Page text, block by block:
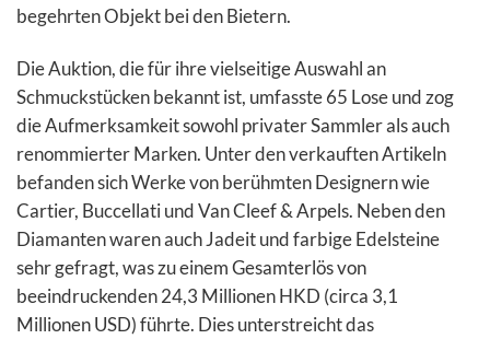
begehrten Objekt bei den Bietern.
Die Auktion, die für ihre vielseitige Auswahl an
Schmuckstücken bekannt ist, umfasste 65 Lose und zog
die Aufmerksamkeit sowohl privater Sammler als auch
renommierter Marken. Unter den verkauften Artikeln
befanden sich Werke von berühmten Designern wie
Cartier, Buccellati und Van Cleef & Arpels. Neben den
Diamanten waren auch Jadeit und farbige Edelsteine
sehr gefragt, was zu einem Gesamterlös von
beeindruckenden 24,3 Millionen HKD (circa 3,1
Millionen USD) führte. Dies unterstreicht das